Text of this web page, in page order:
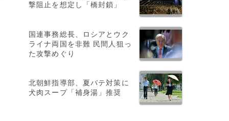
撃阻止を想定し「橋封鎖」
国連事務総長、ロシアとウク
ライナ両国を非難 民間人狙っ
た攻撃めぐり
北朝鮮指導部、夏バテ対策に
犬肉スープ「補身湯」推奨